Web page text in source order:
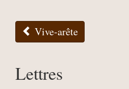
Vive-arête
Lettres